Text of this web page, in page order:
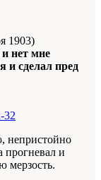
1903)
нет мне
и сделал пред
32
непристойно
прогневал и
мерзость.